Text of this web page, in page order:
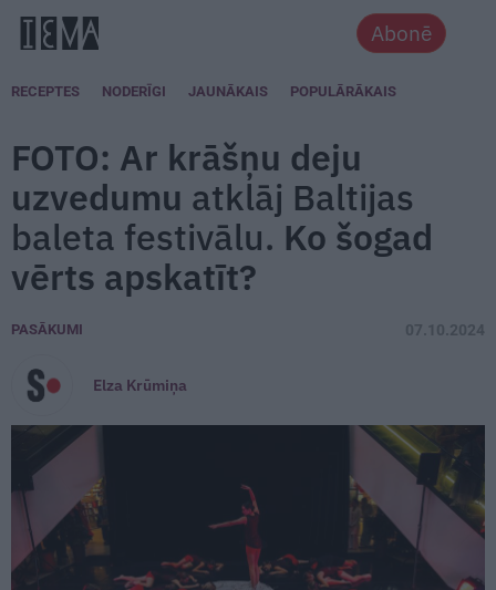
Abonē
RECEPTES NODERĪGI JAUNĀKAIS POPULĀRĀKAIS
FOTO: Ar krāšņu deju
uzvedumu atklāj Baltijas
baleta festivālu. Ko šogad
vērts apskatīt?
PASĀKUMI 07.10.2024
Elza Krūmiņa